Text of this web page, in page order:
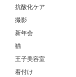
抗酸化ケア
撮影
新年会
猫
王子美容室
着付け